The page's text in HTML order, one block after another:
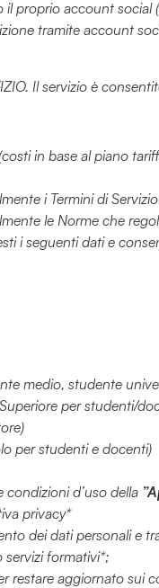
il proprio account
tramite account
Il servizio è
in base al piano
i Termini di
le Norme che
i seguenti dati e
medio, studente
per studenti/
per studenti e docenti)
condizioni d’uso della
privacy*
dei dati personali e
formativi*;
restare aggiornato sui